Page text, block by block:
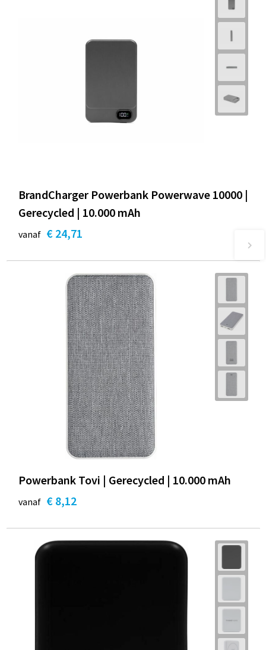
BrandCharger Powerbank Powerwave 10000 |
Gerecycled | 10.000 mAh
vanaf € 24,71
Powerbank Tovi | Gerecycled | 10.000 mAh
vanaf € 8,12